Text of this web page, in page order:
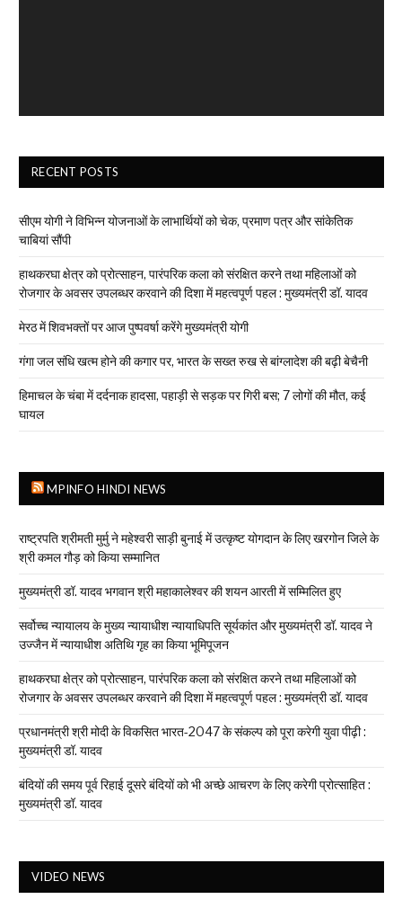
RECENT POSTS
सीएम योगी ने विभिन्न योजनाओं के लाभार्थियों को चेक, प्रमाण पत्र और सांकेतिक
चाबियां सौंपी
हाथकरघा क्षेत्र को प्रोत्साहन, पारंपरिक कला को संरक्षित करने तथा महिलाओं को
रोजगार के अवसर उपलब्धर करवाने की दिशा में महत्वपूर्ण पहल : मुख्यमंत्री डॉ. यादव
मेरठ में शिवभक्तों पर आज पुष्पवर्षा करेंगे मुख्यमंत्री योगी
गंगा जल संधि खत्म होने की कगार पर, भारत के सख्त रुख से बांग्लादेश की बढ़ी बेचैनी
हिमाचल के चंबा में दर्दनाक हादसा, पहाड़ी से सड़क पर गिरी बस; 7 लोगों की मौत, कई
घायल
MPINFO HINDI NEWS
राष्ट्रपति श्रीमती मुर्मु ने महेश्वरी साड़ी बुनाई में उत्कृष्ट योगदान के लिए खरगोन जिले के
श्री कमल गौड़ को किया सम्मानित
मुख्यमंत्री डॉ. यादव भगवान श्री महाकालेश्‍वर की शयन आरती में सम्मिलित हुए
सर्वोच्च न्यायालय के मुख्‍य न्‍यायाधीश न्यायाधिपति सूर्यकांत और मुख्यमंत्री डॉ. यादव ने
उज्जैन में न्यायाधीश अतिथि गृह का किया भूमिपूजन
हाथकरघा क्षेत्र को प्रोत्साहन, पारंपरिक कला को संरक्षित करने तथा महिलाओं को
रोजगार के अवसर उपलब्धर करवाने की दिशा में महत्वपूर्ण पहल : मुख्यमंत्री डॉ. यादव
प्रधानमंत्री श्री मोदी के विकसित भारत-2047 के संकल्प को पूरा करेगी युवा पीढ़ी :
मुख्यमंत्री डॉ. यादव
बंदियों की समय पूर्व रिहाई दूसरे बंदियों को भी अच्छे आचरण के लिए करेगी प्रोत्साहित :
मुख्यमंत्री डॉ. यादव
VIDEO NEWS